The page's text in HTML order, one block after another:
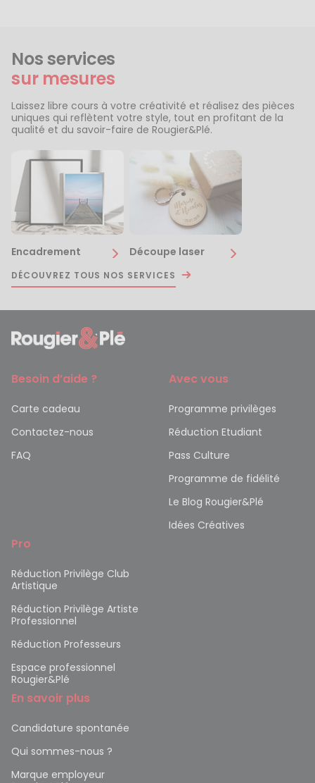
Nos services
sur mesures
Laissez libre cours à votre créativité et réalisez des pièces
uniques qui reflètent votre style, tout en profitant de la
qualité et du savoir-faire de Rougier&Plé.
Encadrement Découpe laser
DÉCOUVREZ TOUS NOS SERVICES
Besoin d’aide ?
Carte cadeau
Contactez-nous
FAQ
Avec vous
Programme privilèges
Réduction Etudiant
Pass Culture
Programme de fidélité
Le Blog Rougier&Plé
Idées Créatives
Pro
Réduction Privilège Club
Artistique
Réduction Privilège Artiste
Professionnel
Réduction Professeurs
Espace professionnel
Rougier&Plé
En savoir plus
Candidature spontanée
Qui sommes-nous ?
Marque employeur